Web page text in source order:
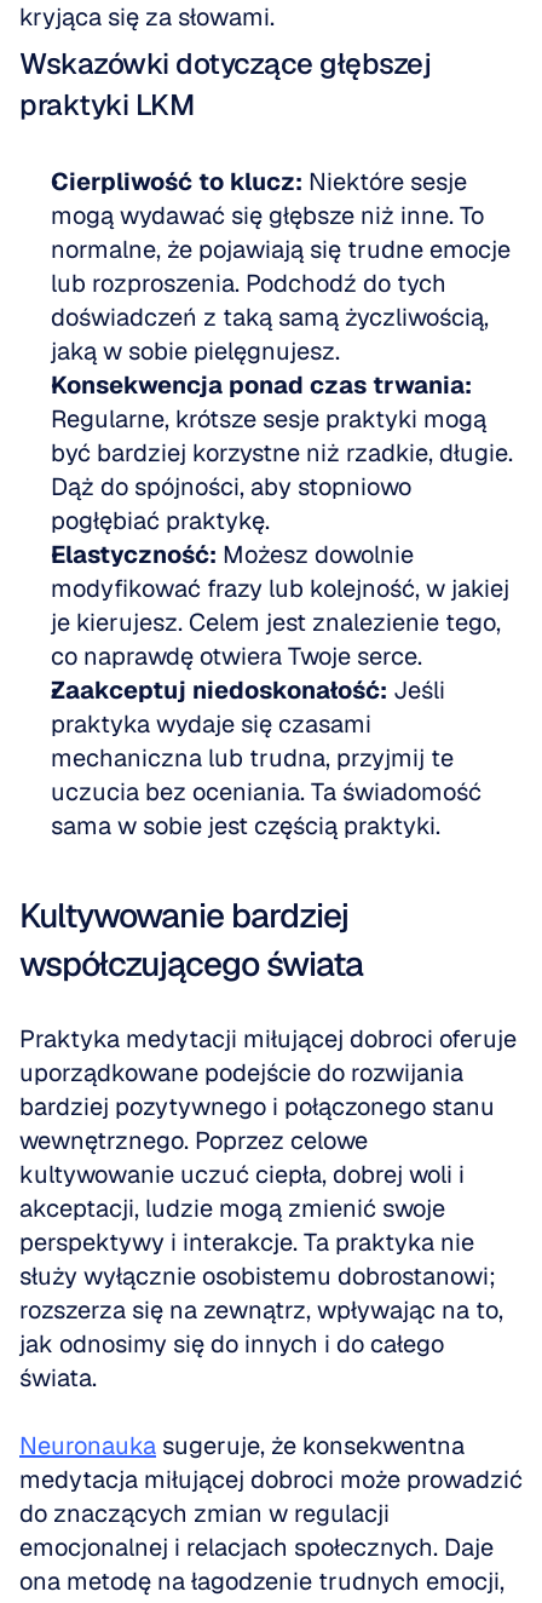
kryjąca się za słowami.
Wskazówki dotyczące głębszej
praktyki LKM
Cierpliwość to klucz: Niektóre sesje
mogą wydawać się głębsze niż inne. To
normalne, że pojawiają się trudne emocje
lub rozproszenia. Podchodź do tych
doświadczeń z taką samą życzliwością,
jaką w sobie pielęgnujesz.
Konsekwencja ponad czas trwania:
Regularne, krótsze sesje praktyki mogą
być bardziej korzystne niż rzadkie, długie.
Dąż do spójności, aby stopniowo
pogłębiać praktykę.
Elastyczność: Możesz dowolnie
modyfikować frazy lub kolejność, w jakiej
je kierujesz. Celem jest znalezienie tego,
co naprawdę otwiera Twoje serce.
Zaakceptuj niedoskonałość: Jeśli
praktyka wydaje się czasami
mechaniczna lub trudna, przyjmij te
uczucia bez oceniania. Ta świadomość
sama w sobie jest częścią praktyki.
Kultywowanie bardziej
współczującego świata
Praktyka medytacji miłującej dobroci oferuje
uporządkowane podejście do rozwijania
bardziej pozytywnego i połączonego stanu
wewnętrznego. Poprzez celowe
kultywowanie uczuć ciepła, dobrej woli i
akceptacji, ludzie mogą zmienić swoje
perspektywy i interakcje. Ta praktyka nie
służy wyłącznie osobistemu dobrostanowi;
rozszerza się na zewnątrz, wpływając na to,
jak odnosimy się do innych i do całego
świata.
Neuronauka sugeruje, że konsekwentna
medytacja miłującej dobroci może prowadzić
do znaczących zmian w regulacji
emocjonalnej i relacjach społecznych. Daje
ona metodę na łagodzenie trudnych emocji,